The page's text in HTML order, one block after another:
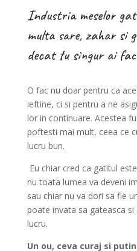
Industria meselor
multa sare, zahar si
decat tu singur ai
O fac nu doar pentru ca
ieftine, ci si pentru a ne
lor in continuare. Acestea
poftesti mai mult, ceea ce
lucru bun.
Eu chiar cred ca gatitul
nu toata lumea va deveni
sau chiar nu va dori sa fie
poate invata sa gateasca
lucru.
Un ou, ceva curaj si